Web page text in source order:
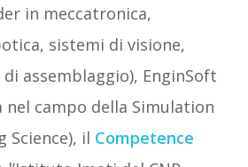
in meccatronica,
sistemi di visione,
assemblaggio), EnginSoft
nel campo della Simulation
Science), il Competence